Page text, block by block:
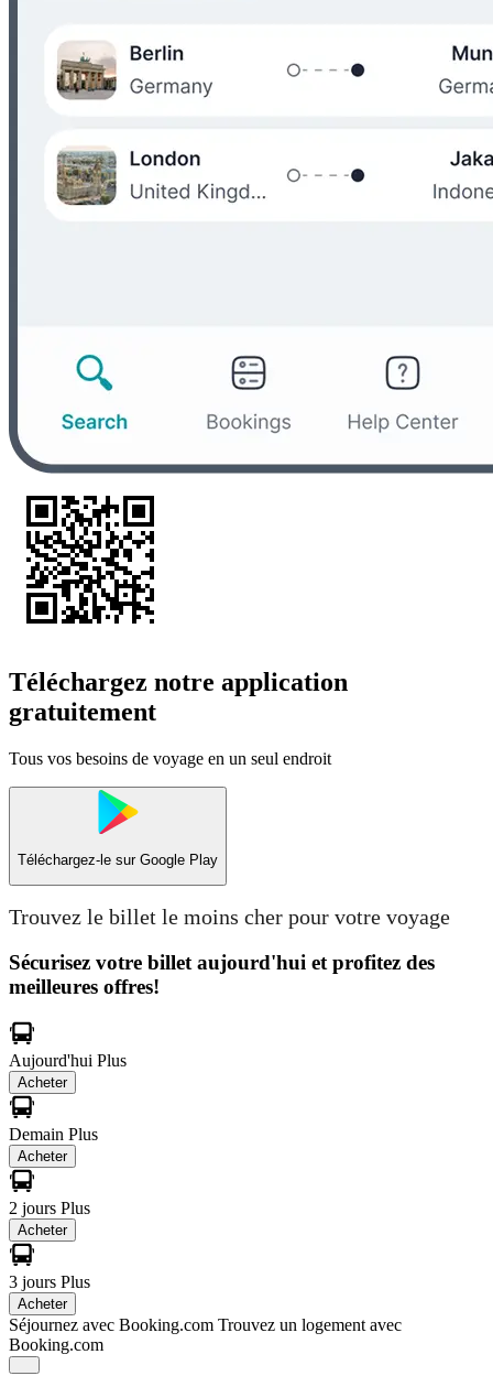
Téléchargez notre application
gratuitement
Tous vos besoins de voyage en un seul endroit
Téléchargez-le sur Google Play
Trouvez le billet le moins cher pour votre voyage
Sécurisez votre billet aujourd'hui et profitez des
meilleures offres!
Aujourd'hui Plus
Acheter
Demain Plus
Acheter
2 jours Plus
Acheter
3 jours Plus
Acheter
Séjournez avec Booking.com Trouvez un logement avec
Booking.com